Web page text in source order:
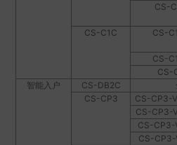
CS-
CS-C1C
CS-
CS-
CS-
智能入户
CS-DB2C
CS-CP3
CS-CP3-
CS-CP3-
CS-CP3-
CS-